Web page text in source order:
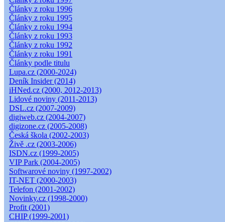
Články z roku 1996
Články z roku 1995
Články z roku 1994
Články z roku 1993
Články z roku 1992
Články z roku 1991
Články podle titulu
Lupa.cz (2000-2024)
Deník Insider (2014)
iHNed.cz (2000, 2012-2013)
Lidové noviny (2011-2013)
DSL.cz (2007-2009)
digiweb.cz (2004-2007)
digizone.cz (2005-2008)
Česká škola (2002-2003)
Živě .cz (2003-2006)
ISDN.cz (1999-2005)
VIP Park (2004-2005)
Softwarové noviny (1997-2002)
IT-NET (2000-2003)
Telefon (2001-2002)
Novinky.cz (1998-2000)
Profit (2001)
CHIP (1999-2001)